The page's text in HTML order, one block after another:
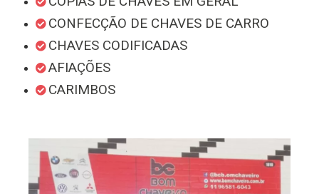
CONFECÇÃO DE CHAVES DE CARRO
CHAVES CODIFICADAS
AFIAÇÕES
CARIMBOS